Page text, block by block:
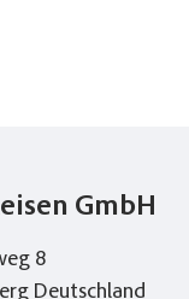
GmbH
8
Deutschland